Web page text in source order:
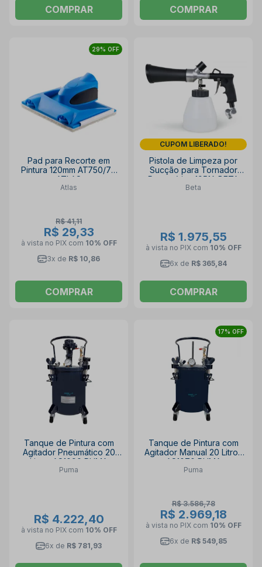
COMPRAR COMPRAR
29% OFF
Pad para Recorte em
Pintura 120mm AT750/70
ATLAS
Atlas
R$ 41,11
R$ 29,33
à vista no PIX com 10% OFF
3x de R$ 10,86
COMPRAR
CUPOM LIBERADO!
Pistola de Limpeza por
Sucção para Tornador
Pneumática 1951A BETA
Beta
R$ 1.975,55
à vista no PIX com 10% OFF
6x de R$ 365,84
COMPRAR
Tanque de Pintura com
Agitador Pneumático 20
Litros AS1090 PUMA
Puma
R$ 4.222,40
à vista no PIX com 10% OFF
6x de R$ 781,93
17% OFF
Tanque de Pintura com
Agitador Manual 20 Litros
AS1070 PUMA
Puma
R$ 3.586,78
R$ 2.969,18
à vista no PIX com 10% OFF
6x de R$ 549,85